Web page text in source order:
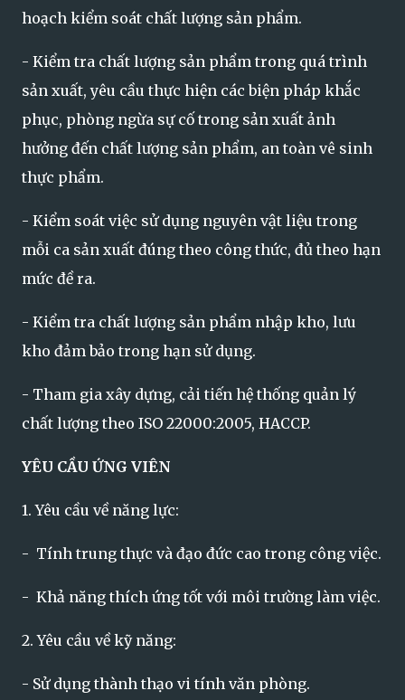
hoạch kiểm soát chất lượng sản phẩm.
- Kiểm tra chất lượng sản phẩm trong quá trình
sản xuất, yêu cầu thực hiện các biện pháp khắc
phục, phòng ngừa sự cố trong sản xuất ảnh
hưởng đến chất lượng sản phẩm, an toàn vê sinh
thực phẩm.
- Kiểm soát việc sử dụng nguyên vật liệu trong
mỗi ca sản xuất đúng theo công thức, đủ theo hạn
mức đề ra.
- Kiểm tra chất lượng sản phẩm nhập kho, lưu
kho đảm bảo trong hạn sử dụng.
- Tham gia xây dựng, cải tiến hệ thống quản lý
chất lượng theo ISO 22000:2005, HACCP.
YÊU CẦU ỨNG VIÊN
1. Yêu cầu về năng lực:
- Tính trung thực và đạo đức cao trong công việc.
- Khả năng thích ứng tốt với môi trường làm việc.
2. Yêu cầu về kỹ năng:
- Sử dụng thành thạo vi tính văn phòng.